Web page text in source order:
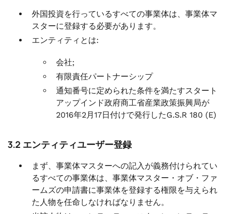
外国投資を行っているすべての事業体は、事業体マ
スターに登録する必要があります。
エンティティとは:
会社;
有限責任パートナーシップ
通知番号に定められた条件を満たすスタート
アップインド政府商工省産業政策振興局が
2016年2月17日付けで発行したG.S.R 180 (E)
3.2 エンティティユーザー登録
まず、事業体マスターへの記入が義務付けられてい
るすべての事業体は、事業体マスター・オブ・ファ
ームズの申請書に事業体を登録する権限を与えられ
た人物を任命しなければなりません。